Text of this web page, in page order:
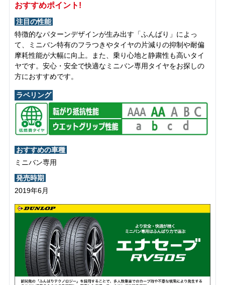
おすすめポイント!
注目の性能
特徴的なパターンデザインが生み出す「ふんばり」によっ
て、ミニバン特有のフラつきやタイヤの片減りの抑制や耐偏
摩耗性能が大幅に向上。また、乗り心地と静粛性も高いタイ
ヤです。安心・安全で快適なミニバン専用タイヤをお探しの
方におすすめです。
ラベリング
おすすめの車種
ミニバン専用
発売時期
2019年6月